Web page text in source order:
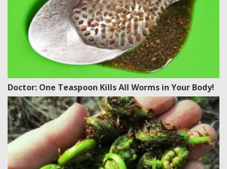
Doctor: One Teaspoon Kills All Worms in Your Body!